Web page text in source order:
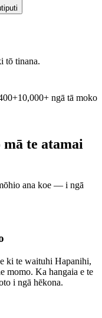
tō tinana.
10,000+ ngā tā moko
mā te atamai
ana koe — i ngā
ki te waituhi Hapanihi,
momo. Ka hangaia e te
i ngā hēkona.